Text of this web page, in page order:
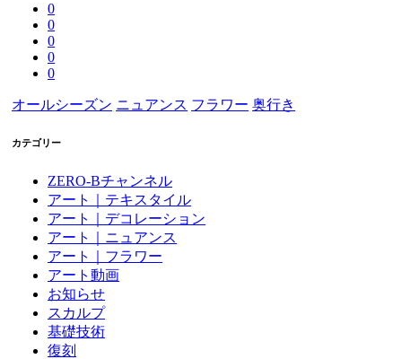
0
0
0
0
0
オールシーズン ニュアンス フラワー 奥行き
カテゴリー
ZERO-Bチャンネル
アート｜テキスタイル
アート｜デコレーション
アート｜ニュアンス
アート｜フラワー
アート動画
お知らせ
スカルプ
基礎技術
復刻